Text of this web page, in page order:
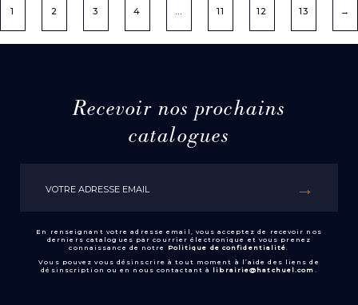
1 2 3 4 … 11 12 13 →
Recevoir nos prochains
catalogues
En renseignant votre adresse email, vous acceptez de recevoir nos
derniers catalogues par courrier électronique et vous prenez
connaissance de notre
Politique de confidentialité.
Vous pouvez vous désinscrire à tout moment à l’aide des liens de
désinscription ou en nous contactant à librairie@hatchuel.com .